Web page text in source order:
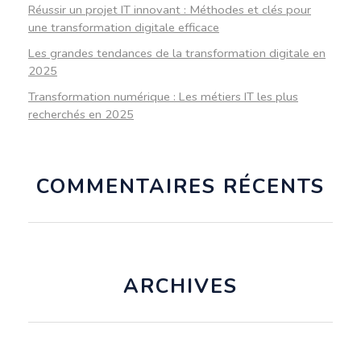
Réussir un projet IT innovant : Méthodes et clés pour
une transformation digitale efficace
Les grandes tendances de la transformation digitale en
2025
Transformation numérique : Les métiers IT les plus
recherchés en 2025
COMMENTAIRES RÉCENTS
ARCHIVES